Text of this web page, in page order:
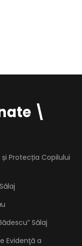
\
Protecția Copilului
Sălaj
Evidenţă a